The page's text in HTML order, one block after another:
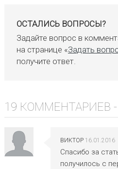
ОСТАЛИСЬ ВОПРОСЫ?
Задайте вопрос в
на странице «Задать
получите ответ.
19 КОММЕНТАРИЕВ -
ВИКТОР 16.01.2016
Спасибо за
получилось с